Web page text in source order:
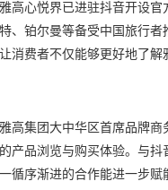
高心悦界已进驻抖音开设
、铂尔曼等备受中国旅行
消费者不仅能够更好地了
高集团大中华区首席品牌
产品浏览与购买体验。与
循序渐进的合作能进一步